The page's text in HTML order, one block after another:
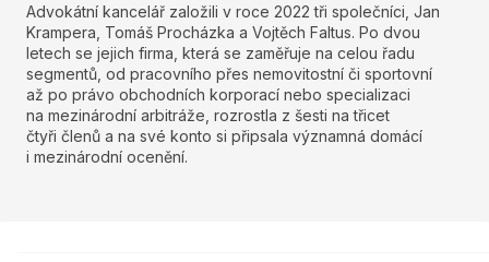
Advokátní kancelář založili v roce 2022 tři společníci, Jan
Krampera, Tomáš Procházka a Vojtěch Faltus. Po dvou
letech se jejich firma, která se zaměřuje na celou řadu
segmentů, od pracovního přes nemovitostní či sportovní
až po právo obchodních korporací nebo specializaci
na mezinárodní arbitráže, rozrostla z šesti na třicet
čtyři členů a na své konto si připsala významná domácí
i mezinárodní ocenění.